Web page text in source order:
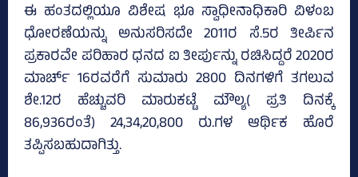
ಈ ಹಂತದಲ್ಲಿಯೂ ವಿಶೇಷ ಭೂ ಸ್ವಾಧೀನಾಧಿಕಾರಿ ವಿಳಂಬ
ಧೋರಣೆಯನ್ನು ಅನುಸರಿಸದೇ 2011ರ ಸೆ.5ರ ತೀರ್ಪಿನ
ಪ್ರಕಾರವೇ ಪರಿಹಾರ ಧನದ ಐ ತೀರ್ಪುನ್ನು ರಚಿಸಿದ್ದರೆ 2020ರ
ಮಾರ್ಚ್‌ 16ರವರೆಗೆ ಸುಮಾರು 2800 ದಿನಗಳಿಗೆ ತಗಲುವ
ಶೇ.12ರ ಹೆಚ್ಚುವರಿ ಮಾರುಕಟ್ಟೆ ಮೌಲ್ಯ( ಪ್ರತಿ ದಿನಕ್ಕೆ
86,936ರಂತೆ) 24,34,20,800 ರು.ಗಳ ಆರ್ಥಿಕ ಹೊರೆ
ತಪ್ಪಿಸಬಹುದಾಗಿತ್ತು.